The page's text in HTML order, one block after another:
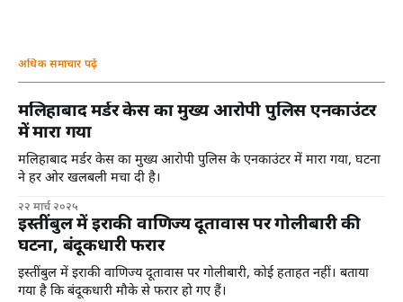
अधिक समाचार पढ़ें
मलिहाबाद मर्डर केस का मुख्य आरोपी पुलिस एनकाउंटर
में मारा गया
मलिहाबाद मर्डर केस का मुख्य आरोपी पुलिस के एनकाउंटर में मारा गया, घटना
ने हर ओर खलबली मचा दी है।
२२ मार्च २०२५
इस्तींबुल में इराकी वाणिज्य दूतावास पर गोलीबारी की
घटना, बंदूकधारी फरार
इस्तींबुल में इराकी वाणिज्य दूतावास पर गोलीबारी, कोई हताहत नहीं। बताया
गया है कि बंदूकधारी मौके से फरार हो गए हैं।